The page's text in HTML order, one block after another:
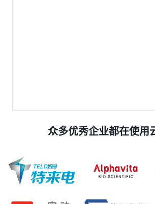
众多优秀企业都在使用